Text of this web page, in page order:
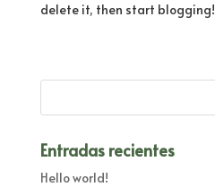
delete it, then start blogging!
Entradas recientes
Hello world!